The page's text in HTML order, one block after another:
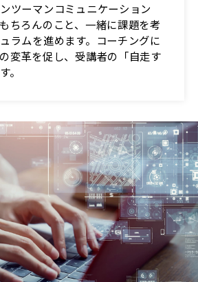
ツーマンコミュニケーション
ちろんのこと、一緒に課題を考
ラムを進めます。コーチングに
変革を促し、受講者の「自走す
。